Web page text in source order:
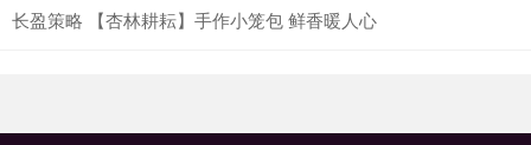
长盈策略 【杏林耕耘】手作小笼包 鲜香暖人心